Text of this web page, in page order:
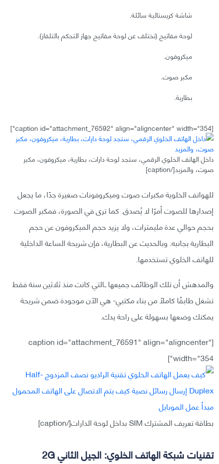
شاشة كريستالية سائلة.
لوحة مفاتيح (تختلف عن لوحة مفاتيح جهاز التحكم بالتلفاز).
ميكروفون.
مكبر صوت.
بطارية.
[caption id="attachment_76592" align="aligncenter" width="354"]
داخل الهاتف الخلوي الرقمي، ستجد لوحة دارات، بطارية، ميكروفون، مكبر
صوت، والمزيد[/caption]
للهواتف الخلوية مكبرات صوت وميكروفونات صغيرة جدًا، ما يجعل
إصدارها للصوت أمرًا لا يُصدق. كما ترى في الصورة، فمكبر الصوت
بحجم حوالي عدة مليمترات، ولا يزيد حجم الميكروفون عن حجم
البطارية بجانبه. وبالحديث عن البطارية، فإن شريحة الساعة الداخلية
للهاتف الخلوي تستخدمها.
والمدهش أن تلك الوظائف جميعها ــالتي كانت منذ ثلاثين سنة فقط
تشغل طابقًا كاملًا من بناء مكتبي- هي الآن موجودة ضمن شريحة
يمكنك وضعها بسهولة على راحة يدك.
[caption id="attachment_76591" align="aligncenter"
width="354"]
بطاقة تعريف المشترك SIM بداخل لوحة الدارات[/caption]
تقنيات شبكة الهاتف الخلوي: الجيل الثاني 2G